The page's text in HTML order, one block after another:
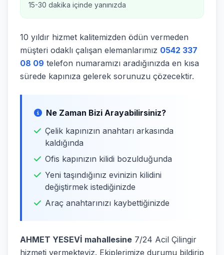
15-30 dakika içinde yanınızda
10 yıldır hizmet kalitemizden ödün vermeden
müşteri odaklı çalışan elemanlarımız 0542 337
08 09 telefon numaramızı aradığınızda en kısa
sürede kapınıza gelerek sorunuzu çözecektir.
Ne Zaman Bizi Arayabilirsiniz?
Çelik kapınızın anahtarı arkasında
kaldığında
Ofis kapınızın kilidi bozulduğunda
Yeni taşındığınız evinizin kilidini
değiştirmek istediğinizde
Araç anahtarınızı kaybettiğinizde
AHMET YESEVİ mahallesine 7/24 Acil Çilingir
hizmeti vermekteyiz. Ekiplerimize durumu bildirip